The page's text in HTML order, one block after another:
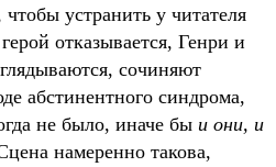
устранить у читателя
отказывается, Генри и
сочиняют
абстинентного синдрома,
не было, иначе бы и они, и
намеренно такова,